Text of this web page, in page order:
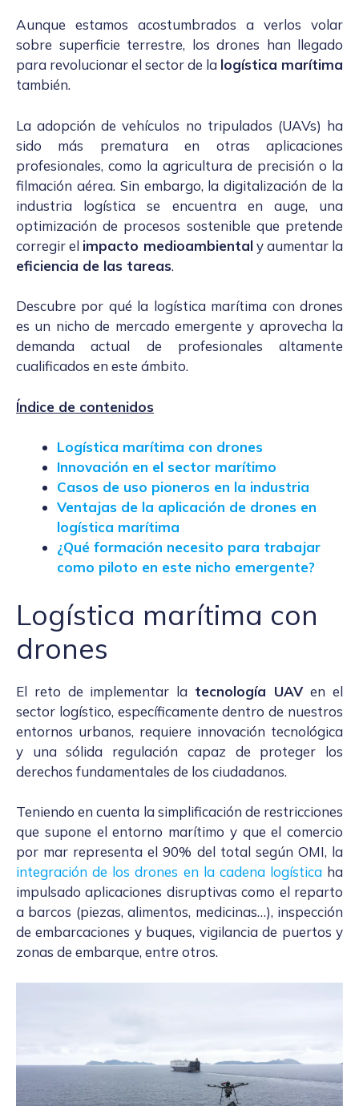
Aunque estamos acostumbrados a verlos volar
sobre superficie terrestre, los drones han llegado
para revolucionar el sector de la logística marítima
también.
La adopción de vehículos no tripulados (UAVs) ha
sido más prematura en otras aplicaciones
profesionales, como la agricultura de precisión o la
filmación aérea. Sin embargo, la digitalización de la
industria logística se encuentra en auge, una
optimización de procesos sostenible que pretende
corregir el impacto medioambientaly aumentar la
eficiencia de las tareas.
Descubre por qué la logística marítima con drones
es un nicho de mercado emergente y aprovecha la
demanda actual de profesionales altamente
cualificados en este ámbito.
Índice de contenidos
Logística marítima con drones
Innovación en el sector marítimo
Casos de uso pioneros en la industria
Ventajas de la aplicación de drones en
logística marítima
¿Qué formación necesito para trabajar
como piloto en este nicho emergente?
Logística marítima con
drones
El reto de implementar la tecnología UAVen el
sector logístico, específicamente dentro de nuestros
entornos urbanos, requiere innovación tecnológica
y una sólida regulación capaz de proteger los
derechos fundamentales de los ciudadanos.
Teniendo en cuenta la simplificación de restricciones
que supone el entorno marítimo y que el comercio
por mar representa el 90% del total según OMI, la
integración de los drones en la cadena logísticaha
impulsado aplicaciones disruptivas como el reparto
a barcos (piezas, alimentos, medicinas…), inspección
de embarcaciones y buques, vigilancia de puertos y
zonas de embarque, entre otros.